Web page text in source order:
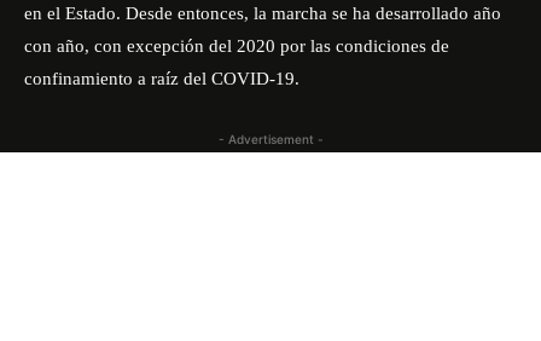
en el Estado. Desde entonces, la marcha se ha desarrollado año
con año, con excepción del 2020 por las condiciones de
confinamiento a raíz del COVID-19.
- Advertisement -